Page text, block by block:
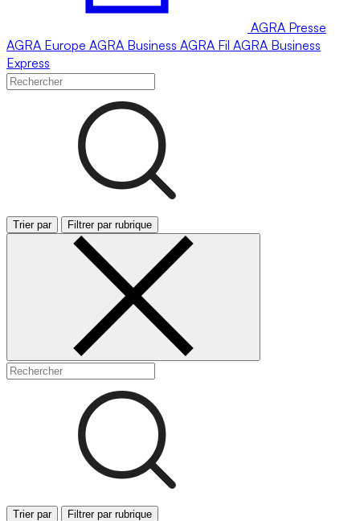
AGRA Presse
AGRA Europe AGRA Business AGRA Fil AGRA Business
Express
Trier par Filtrer par rubrique
Trier par Filtrer par rubrique